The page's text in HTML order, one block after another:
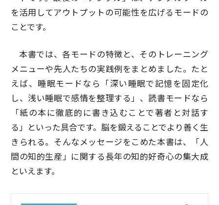
を活用してアウトプットの可能性を広げるモードの
ことです。
本書では、各モードの特徴と、そのトレーニング
メニューや先人たちの実践例をまとめました。たと
えば、睡眠モードなら「深い睡眠で記憶を固定化
し、浅い睡眠で感情を整理する」、読書モードなら
「紙の本に徹底的に書き込むことで著者と対話す
る」といった具合です。脳を鍛えることでより善く生
きられる。そんなメッセージをこめた本書は、「人
間の知的生産」に関する長年の知的好奇心の集大成
といえます。